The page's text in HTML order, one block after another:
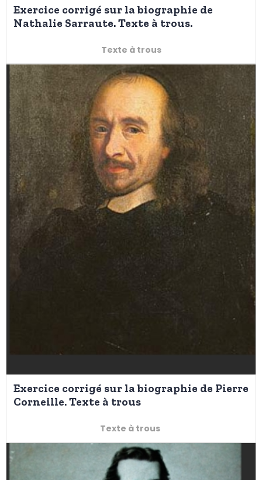
Exercice corrigé sur la biographie de
Nathalie Sarraute. Texte à trous.
Texte à trous
Exercice corrigé sur la biographie de Pierre
Corneille. Texte à trous
Texte à trous